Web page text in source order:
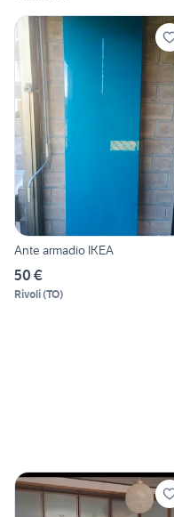
Ante armadio IKEA
50 €
Rivoli(TO)